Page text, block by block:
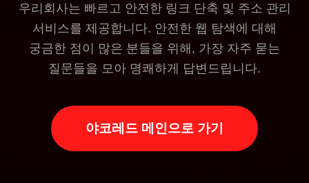
우리회사는 빠르고 안전한 링크 단축 및 주소 관리
서비스를 제공합니다. 안전한 웹 탐색에 대해
궁금한 점이 많은 분들을 위해, 가장 자주 묻는
질문들을 모아 명쾌하게 답변드립니다.
야코레드 메인으로 가기